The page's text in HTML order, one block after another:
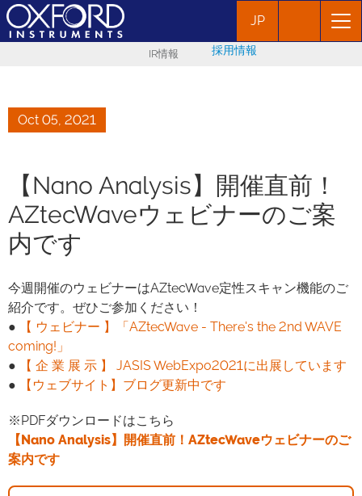
JP
IR情報 採用情報
Oct 05, 2021
【Nano Analysis】開催直前！
AZtecWaveウェビナーのご案
内です
今週開催のウェビナーはAZtecWave定性スキャン機能のご
紹介です。ぜひご参加ください！
●
【 ウェビナー 】「AZtecWave - There's the 2nd WAVE
coming!」
●
【 企 業 展 示 】 JASIS WebExpo2021に出展しています
●
【ウェブサイト】ブログ更新中です
※PDFダウンロードはこちら
【Nano Analysis】開催直前！AZtecWaveウェビナーのご
案内です